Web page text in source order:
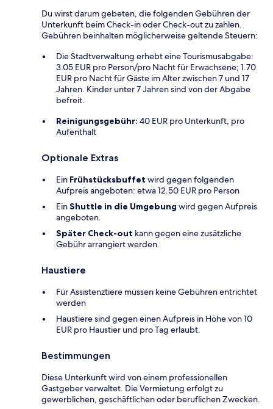
Du wirst darum gebeten, die folgenden Gebühren der
Unterkunft beim Check-in oder Check-out zu zahlen.
Gebühren beinhalten möglicherweise geltende Steuern:
Die Stadtverwaltung erhebt eine Tourismusabgabe:
3.05 EUR pro Person/pro Nacht für Erwachsene; 1.70
EUR pro Nacht für Gäste im Alter zwischen 7 und 17
Jahren. Kinder unter 7 Jahren sind von der Abgabe
befreit.
Reinigungsgebühr: 40 EUR pro Unterkunft, pro
Aufenthalt
Optionale Extras
Ein Frühstücksbuffet wird gegen folgenden
Aufpreis angeboten: etwa 12.50 EUR pro Person
EinShuttle in die Umgebung wird gegen Aufpreis
angeboten.
Später Check-out kann gegen eine zusätzliche
Gebühr arrangiert werden.
Haustiere
Für Assistenztiere müssen keine Gebühren entrichtet
werden
Haustiere sind gegen einen Aufpreis in Höhe von 10
EUR pro Haustier und pro Tag erlaubt.
Bestimmungen
Diese Unterkunft wird von einem professionellen
Gastgeber verwaltet. Die Vermietung erfolgt zu
gewerblichen, geschäftlichen oder beruflichen Zwecken.